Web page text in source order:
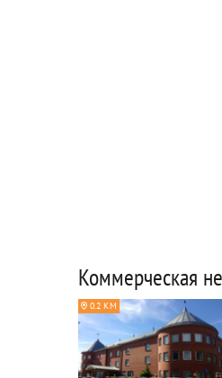
Коммерческая
0.2 КМ